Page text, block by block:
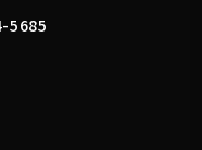
5685